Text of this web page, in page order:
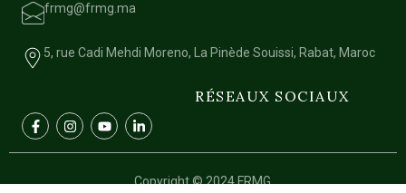
frmg@frmg.ma
5, rue Cadi Mehdi Moreno, La Pinède Souissi, Rabat, Maroc
RÉSEAUX SOCIAUX
Copyright © 2024 FRMG